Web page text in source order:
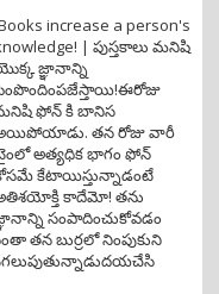
increase a person's
| పుస్తకాలు మనిషి
జ్ఞానాన్ని
ఫోన్ కి బానిస
తన రోజు వారీ
అత్యధిక భాగం ఫోన్
కేటాయిస్తున్నాడంటే
కాదేమో! తను
సంపాదించుకోవడం
తన బుర్రలో నింపుకుని